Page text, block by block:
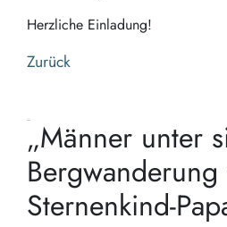
Herzliche Einladung!
Zurück
„Männer unter
Sternenkind-